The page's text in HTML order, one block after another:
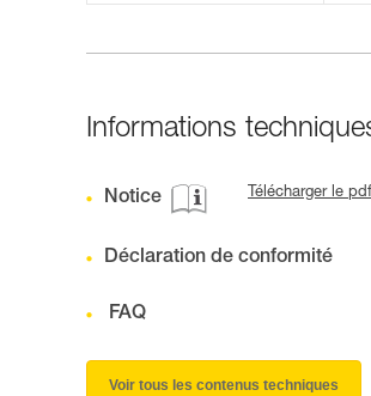
Informations
Notice Télécharger le
Déclaration de conformité
FAQ
Voir tous les contenus techniques